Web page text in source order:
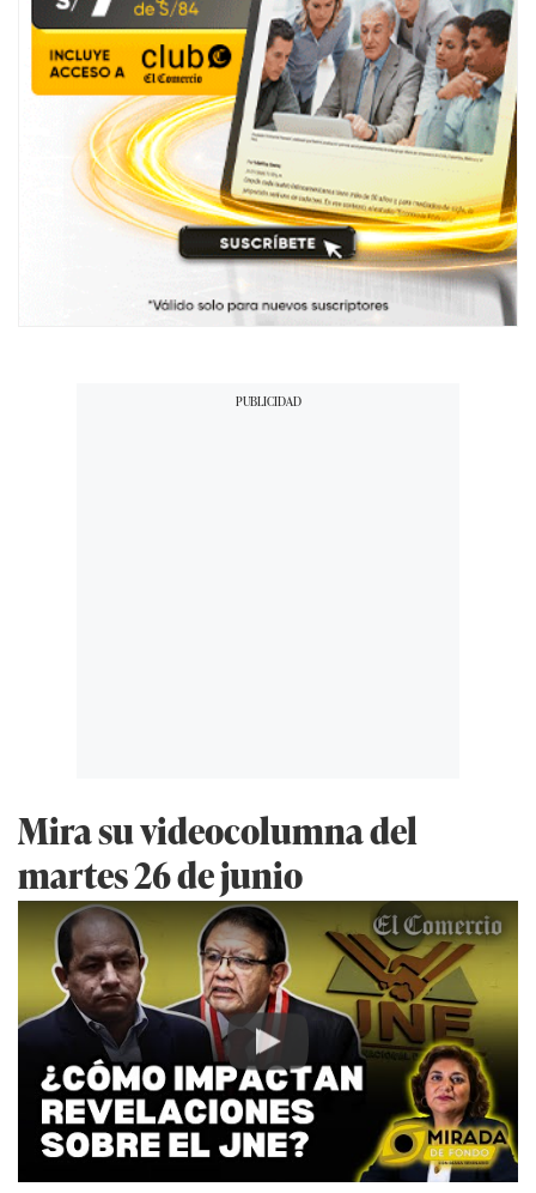
Mira su videocolumna del
martes 26 de junio
Play